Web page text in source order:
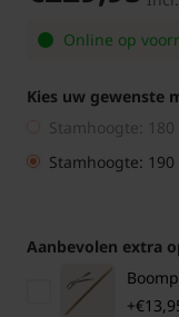
Online op
Kies uw gewenste
Stamhoogte: 180
Stamhoogte: 190
Aanbevolen extra